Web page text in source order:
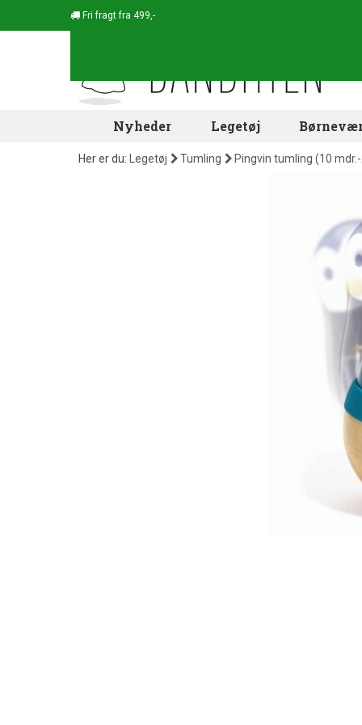
Fri fragt fra 499,-
Nyheder Legetøj
Her er du: Legetøj Tumling Pingvin tumling (10